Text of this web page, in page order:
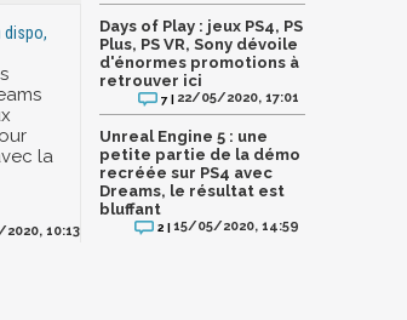
dispo,
la
10:13
Days of Play : jeux PS4, PS
Plus, PS VR, Sony dévoile
d'énormes promotions à
retrouver ici
7 | 22/05/2020, 17:01
Unreal Engine 5 : une
petite partie de la démo
recréée sur PS4 avec
Dreams, le résultat est
bluffant
2 |15/05/2020, 14:59